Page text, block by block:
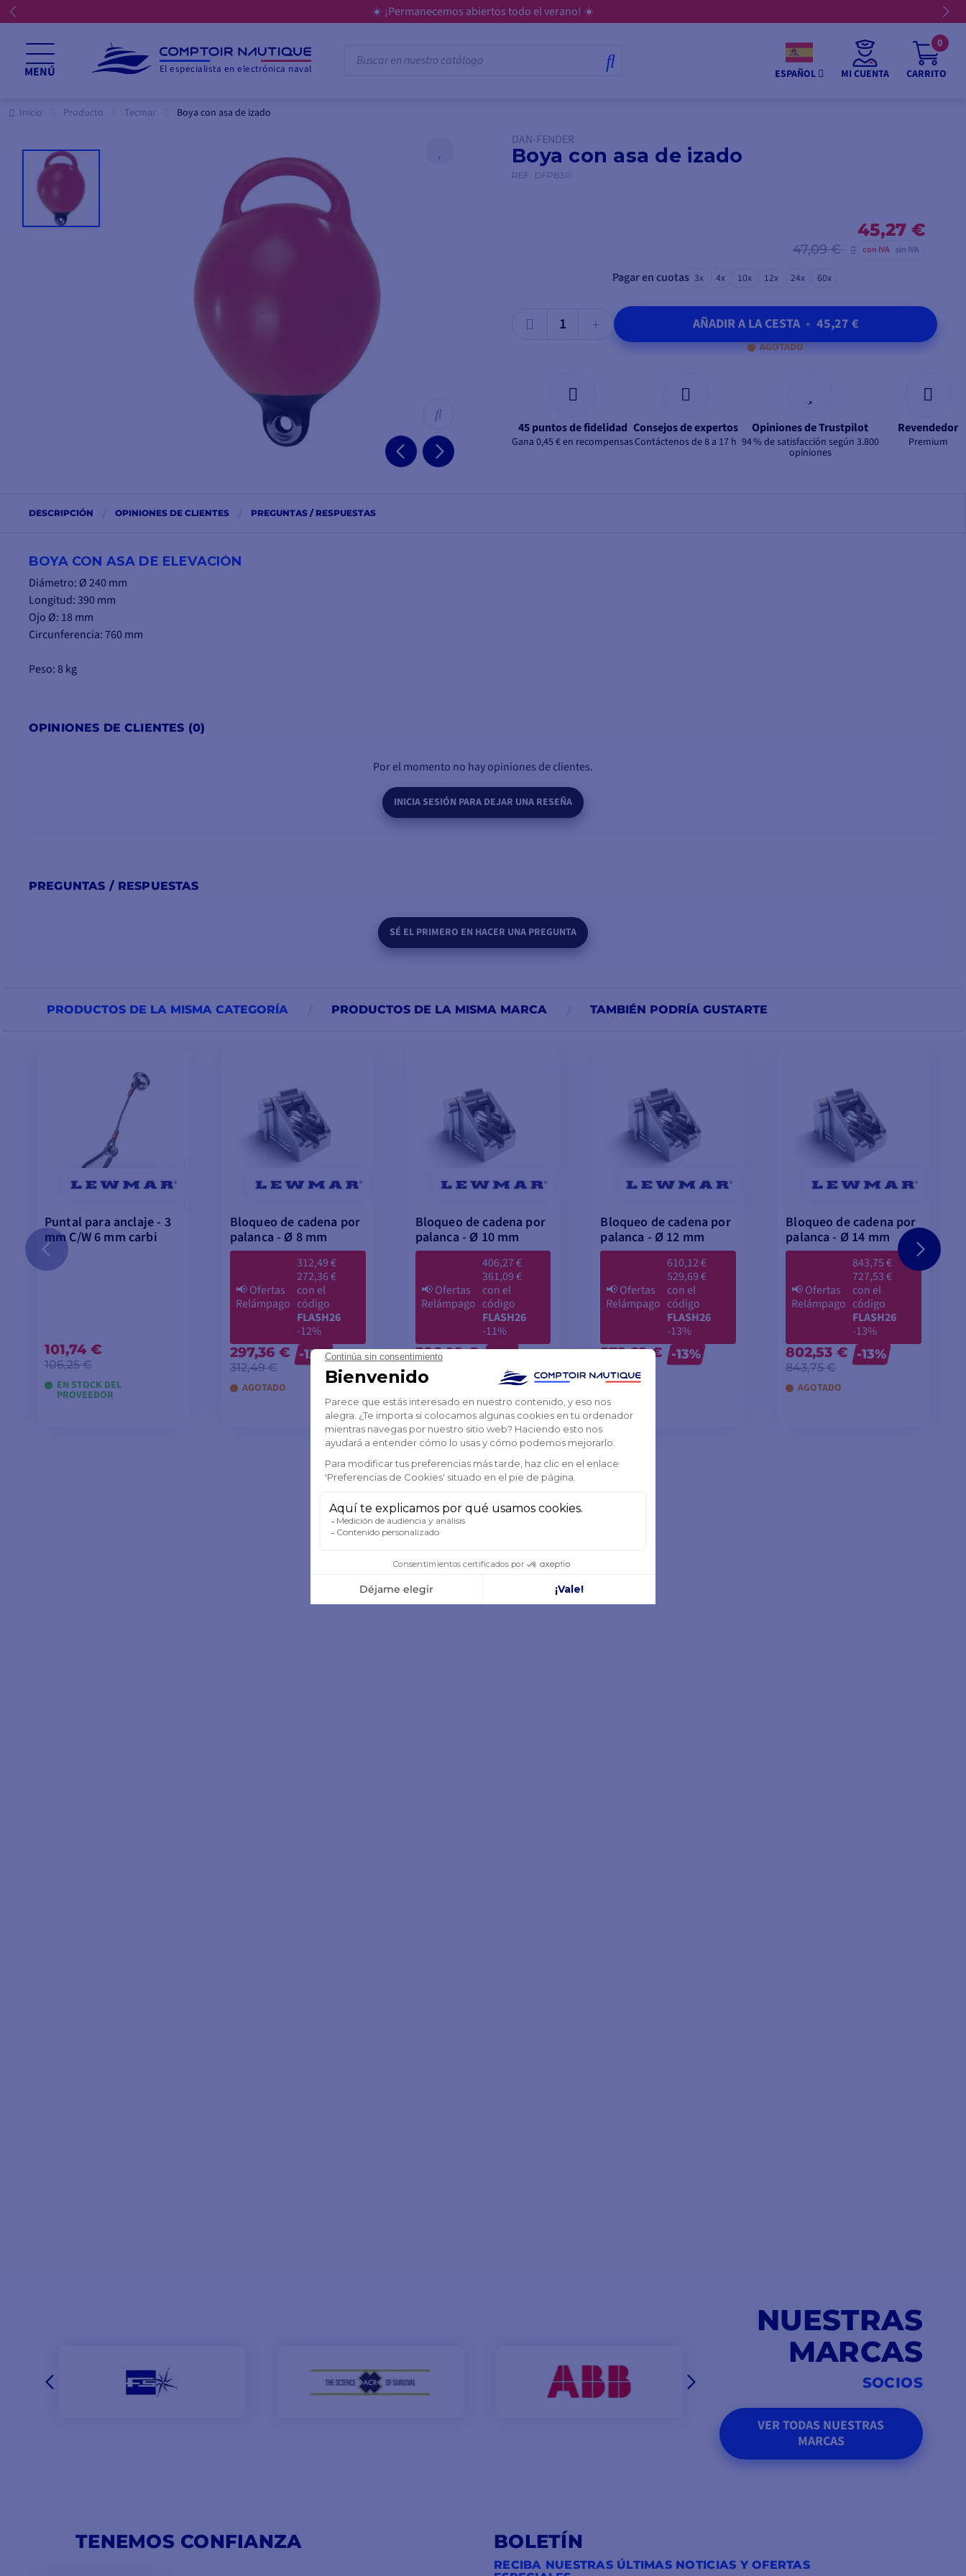
☀️ ¡Permanecemos abiertos todo el verano! ☀️
MENÚ El especialista en electrónica naval ESPAÑOL MI CUENTA CARRITO
0
Inicio Producto Tecmar Boya con asa de izado
DAN-FENDER
Boya con asa de izado
REF. DFPB30
45,27 €
47,09 € con IVA sin IVA
Pagar en cuotas 3x 4x 10x 12x 24x 60x
AÑADIR A LA CESTA • 45,27 €
AGOTADO
45 puntos de fidelidad
Gana 0,45 € en recompensas
Consejos de expertos
Contáctenos de 8 a 17 h
Opiniones de Trustpilot
94 % de satisfacción según 3.800
opiniones
Revendedor
Premium
DESCRIPCIÓN OPINIONES DE CLIENTES PREGUNTAS / RESPUESTAS
BOYA CON ASA DE ELEVACIÓN
Diámetro: Ø 240 mm
Longitud: 390 mm
Ojo Ø: 18 mm
Circunferencia: 760 mm
Peso: 8 kg
OPINIONES DE CLIENTES (0)
Por el momento no hay opiniones de clientes.
INICIA SESIÓN PARA DEJAR UNA RESEÑA
PREGUNTAS / RESPUESTAS
SÉ EL PRIMERO EN HACER UNA PREGUNTA
PRODUCTOS DE LA MISMA CATEGORÍA PRODUCTOS DE LA MISMA MARCA TAMBIÉN PODRÍA GUSTARTE
Puntal para anclaje - 3
mm C/W 6 mm carbi
101,74 €
106,25 €
EN STOCK DEL
PROVEEDOR
Bloqueo de cadena por
palanca - Ø 8 mm
📢Ofertas
Relámpago
312,49 €
272,36 €
con el
código
FLASH26
-12%
297,36 €
312,49 €
-12%
AGOTADO
AÑADIR A LA CESTA
Bloqueo de cadena por
palanca - Ø 10 mm
📢Ofertas
Relámpago
406,27 €
361,09 €
con el
código
FLASH26
-11%
386,09 €
406,27 €
-11%
AÑADIR A LA CESTA
Bloqueo de cadena por
palanca - Ø 12 mm
📢Ofertas
Relámpago
610,12 €
529,69 €
con el
código
FLASH26
-13%
579,69 € -13%
Bloqueo de cadena por
palanca - Ø 14 mm
📢Ofertas
Relámpago
843,75 €
727,53 €
con el
código
FLASH26
-13%
802,53 €
843,75 €
-13%
AGOTADO
NUESTRAS
MARCAS
SOCIOS
VER TODAS NUESTRAS
MARCAS
TENEMOS CONFIANZA BOLETÍN
RECIBA NUESTRAS ÚLTIMAS NOTICIAS Y OFERTAS